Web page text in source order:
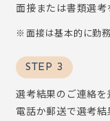
面接または書類選考
面接は基本的に勤
STEP 3
選考結果のご連絡
電話か郵送で選考結